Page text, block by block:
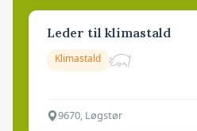
Leder til klimastald
Klimastald
9670, Løgstør